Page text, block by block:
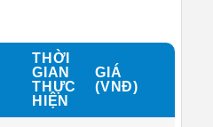
THỜI
GIAN
THỰC
HIỆN
GIÁ
(VNĐ)